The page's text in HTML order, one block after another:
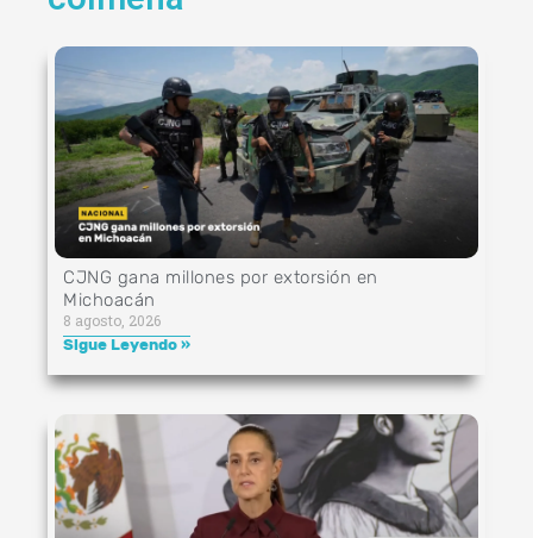
CJNG gana millones por extorsión en
Michoacán
8 agosto, 2026
Sigue Leyendo »